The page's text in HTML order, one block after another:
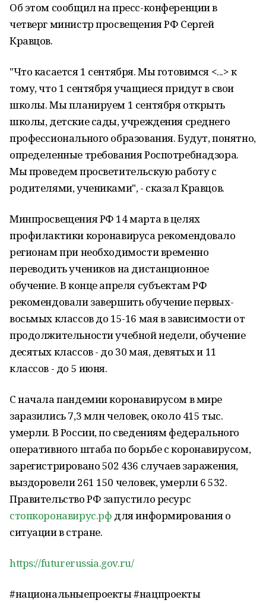
Об этом сообщил на пресс-конференции в
четверг министр просвещения РФ Сергей
Кравцов.
"Что касается 1 сентября. Мы готовимся <...> к
тому, что 1 сентября учащиеся придут в свои
школы. Мы планируем 1 сентября открыть
школы, детские сады, учреждения среднего
профессионального образования. Будут, понятно,
определенные требования Роспотребнадзора.
Мы проведем просветительскую работу с
родителями, учениками", - сказал Кравцов.
Минпросвещения РФ 14 марта в целях
профилактики коронавируса рекомендовало
регионам при необходимости временно
переводить учеников на дистанционное
обучение. В конце апреля субъектам РФ
рекомендовали завершить обучение первых-
восьмых классов до 15-16 мая в зависимости от
продолжительности учебной недели, обучение
десятых классов - до 30 мая, девятых и 11
классов - до 5 июня.
С начала пандемии коронавирусом в мире
заразились 7,3 млн человек, около 415 тыс.
умерли. В России, по сведениям федерального
оперативного штаба по борьбе с коронавирусом,
зарегистрировано 502 436 случаев заражения,
выздоровели 261 150 человек, умерли 6 532.
Правительство РФ запустило ресурс
стопкоронавирус.рф для информирования о
ситуации в стране.
https://futurerussia.gov.ru/
#национальныепроекты #нацпроекты